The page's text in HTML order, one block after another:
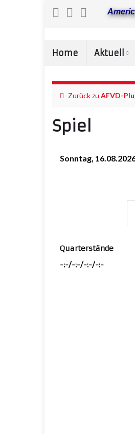
Home Aktuell
Zurück zu AFVD-
Spiel
Sonntag,
Quarterstände
-:-/-:-/-:-/-:-